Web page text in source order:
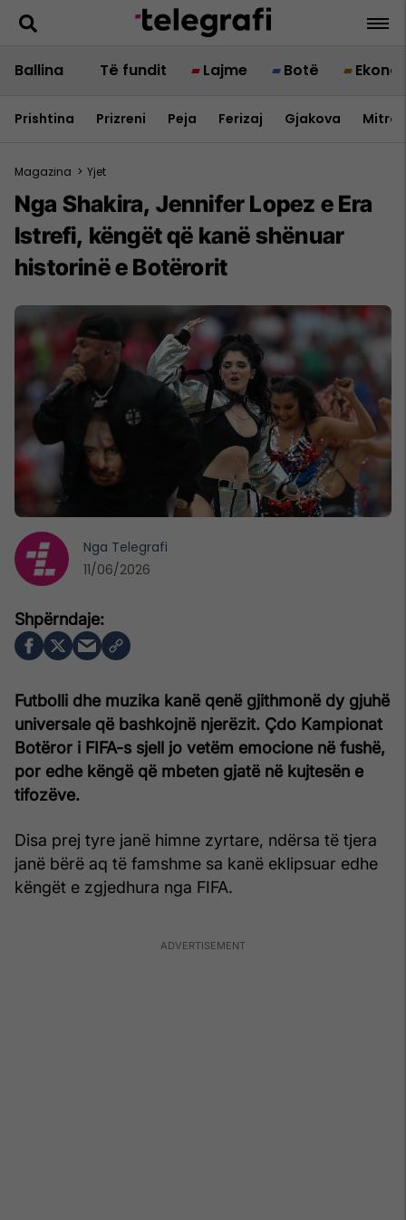
Ballina Të fundit Lajme Botë
Prishtina Prizreni Peja Ferizaj Gjakova
Magazina > Yjet
Nga Shakira, Jennifer Lopez e Era
Istrefi, këngët që kanë shënuar
historinë e Botërorit
Futbolli dhe muzika kanë qenë gjithmonë dy gjuhë
universale që bashkojnë njerëzit. Çdo Kampionat
Botëror i FIFA-s sjell jo vetëm emocione në fushë,
por edhe këngë që mbeten gjatë në kujtesën e
tifozëve.
Disa prej tyre janë himne zyrtare, ndërsa të tjera
janë bërë aq të famshme sa kanë eklipsuar edhe
këngët e zgjedhura nga FIFA.
Nga Telegrafi
11/06/2026